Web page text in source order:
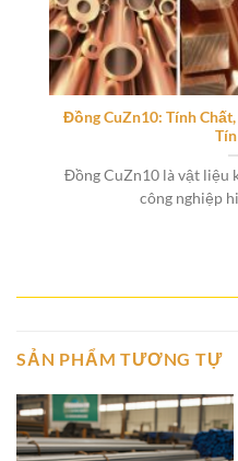
Đồng CuZn10: Tính
Đồng CuZn10 là vật liệu
công nghiệp
SẢN PHẨM TƯƠNG TỰ